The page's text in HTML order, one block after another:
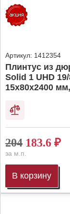
Артикул: 1412354
Плинтус из
Solid 1 UHD
15х80х2400
204 183.6 ₽
за м.п.
В корзину